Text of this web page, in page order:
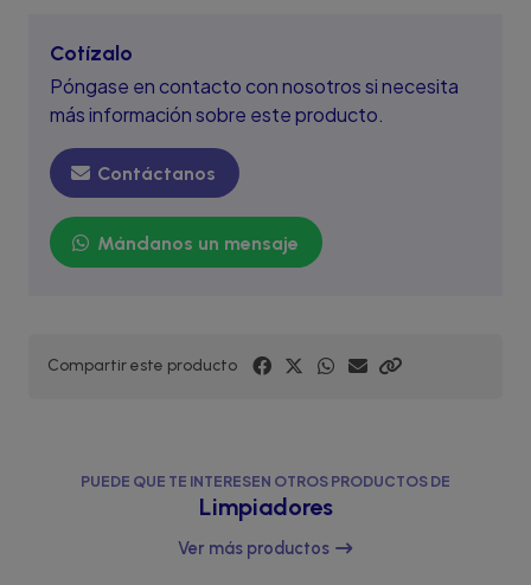
Cotízalo
Póngase en contacto con nosotros si necesita
más información sobre este producto.
Contáctanos
Mándanos un mensaje
Compartir este producto
PUEDE QUE TE INTERESEN OTROS PRODUCTOS DE
Limpiadores
Ver más productos